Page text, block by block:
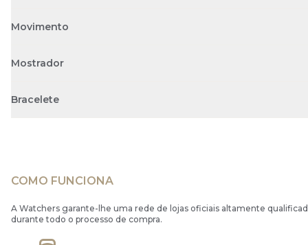
Movimento
Mostrador
Bracelete
COMO FUNCIONA
A Watchers garante-lhe uma rede de lojas oficiais altamente
durante todo o processo de compra.